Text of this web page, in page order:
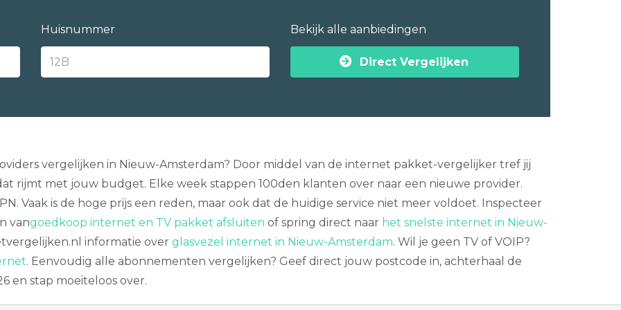
Huisnummer Bekijk alle aanbiedingen
Direct Vergelijken
vergelijken in Nieuw-Amsterdam? Door middel van de internet pakket-vergelijker tref jij
rijmt met jouw budget. Elke week stappen 100den klanten over naar een nieuwe provider.
Vaak is de hoge prijs een reden, maar ook dat de huidige service niet meer voldoet. Inspecteer
vangoedkoop internet en TV pakket afsluiten of spring direct naar het snelste internet in Nieuw-
informatie over glasvezel internet in Nieuw-Amsterdam. Wil je geen TV of VOIP?
. Eenvoudig alle abonnementen vergelijken? Geef direct jouw postcode in, achterhaal de
en stap moeiteloos over.